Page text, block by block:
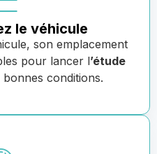
le véhicule
son emplacement
pour lancer l’étude
conditions.